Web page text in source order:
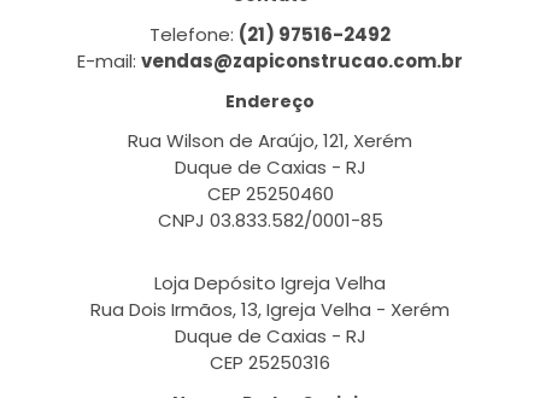
Telefone: (21) 97516-2492
E-mail: vendas@zapiconstrucao.com.br
Endereço
Rua Wilson de Araújo, 121, Xerém
Duque de Caxias - RJ
CEP 25250460
CNPJ 03.833.582/0001-85
Loja Depósito Igreja Velha
Rua Dois Irmãos, 13, Igreja Velha - Xerém
Duque de Caxias - RJ
CEP 25250316